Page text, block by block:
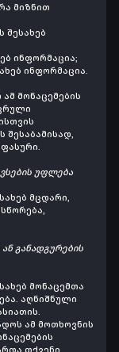
მიზნით
შესახებ
ინფორმაცია;
ინფორმაცია.
მონაცემების
შესაბამისად,
უფლება
მცდარი,
განადგურების
მონაცემთა
აღნიშნული
ამ მოთხოვნის
თქვენი